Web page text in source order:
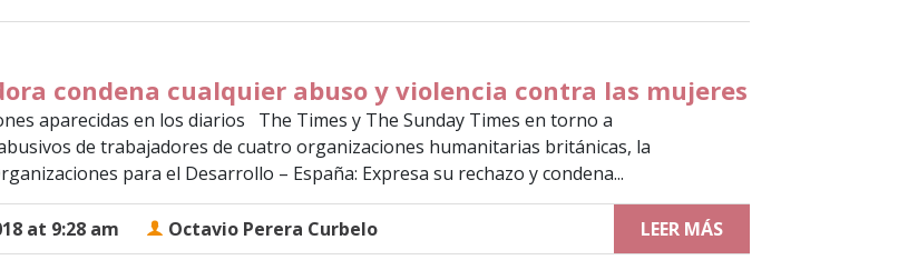
condena cualquier abuso y violencia contra las mujeres
aparecidas en los diarios The Times y The Sunday Times en torno a
de trabajadores de cuatro organizaciones humanitarias británicas, la
para el Desarrollo – España: Expresa su rechazo y condena...
at 9:28 am Octavio Perera Curbelo LEER MÁS